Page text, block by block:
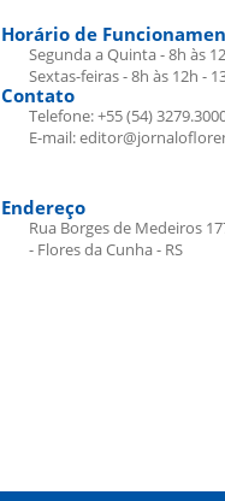
Horário de
Segunda a Quinta - 8h às
Sextas-feiras - 8h às 12h -
Contato
Telefone: +55 (54)
E-mail:
Endereço
Rua Borges de Medeiros
- Flores da Cunha - RS